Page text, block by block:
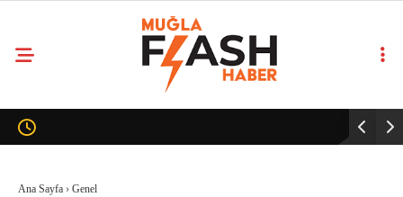
Ana Sayfa › Genel